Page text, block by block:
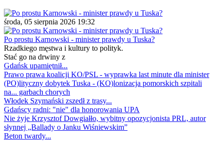
środa, 05 sierpnia 2026 19:32
Po prostu Karnowski - minister prawdy u Tuska?
Rzadkiego męstwa i kultury to polityk.
Stać go na drwiny z
Gdańsk upamiętnił...
Prawo prawa koalicji KO/PSL - wyprawka last minute dla minister
(PO)lityczny dobytek Tuska - (KO)lonizacja pomorskich szpitali
na... garbach chorych
Włodek Szymański zszedł z trasy...
Gdańscy radni: "nie" dla honorowania UPA
Nie żyje Krzysztof Dowgiałło, wybitny opozycjonista PRL, autor
słynnej „Ballady o Janku Wiśniewskim”
Beton twardy...